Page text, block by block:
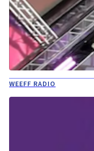
WEEFF RADIO